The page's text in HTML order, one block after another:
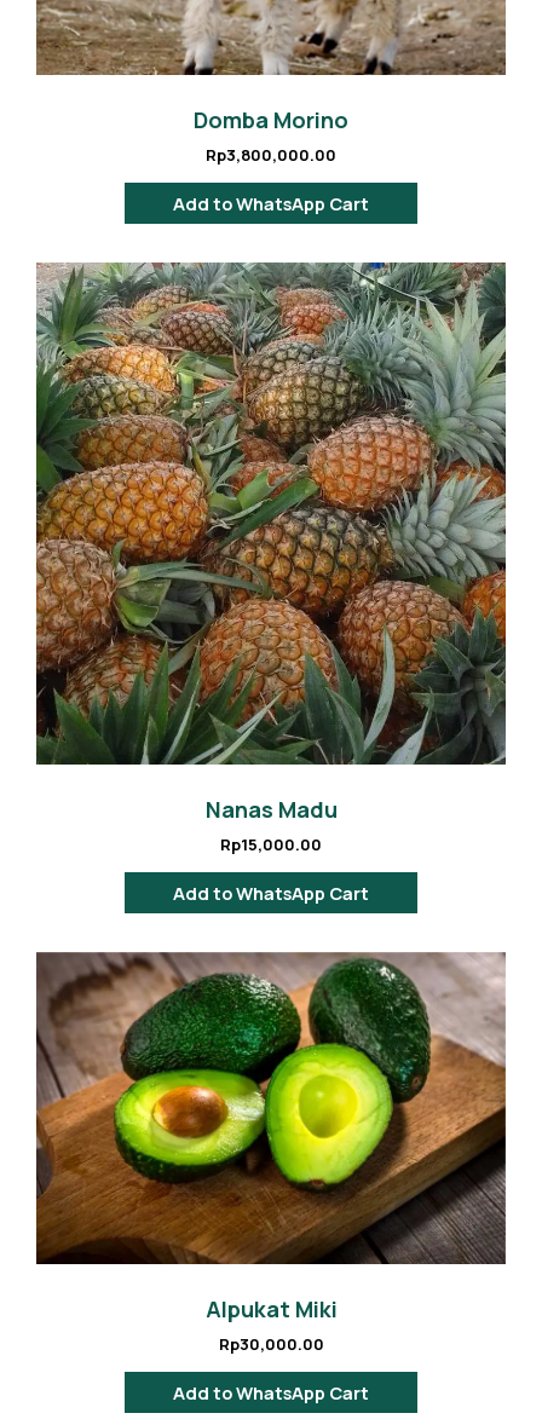
Domba Morino
Rp3,800,000.00
Add to WhatsApp Cart
Nanas Madu
Rp15,000.00
Add to WhatsApp Cart
Alpukat Miki
Rp30,000.00
Add to WhatsApp Cart